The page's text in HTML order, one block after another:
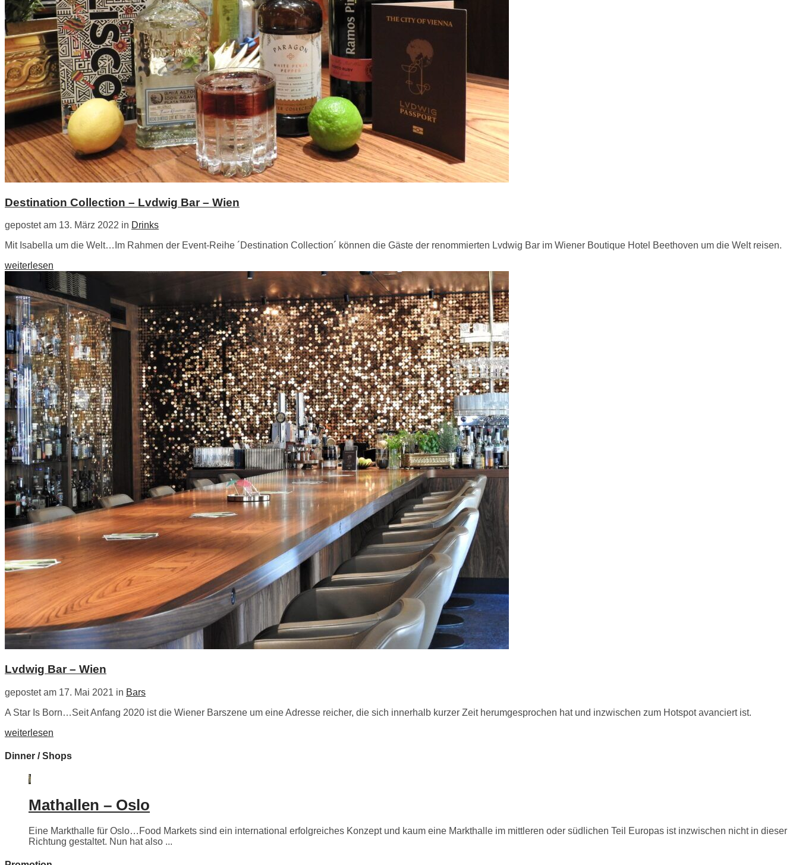
Destination Collection – Lvdwig Bar – Wien
gepostet am 13. März 2022 in Drinks
Mit Isabella um die Welt…Im Rahmen der Event-Reihe ´Destination Collection´ können die Gäste der renommierten Lvdwig Bar im Wiener Boutique Hotel Beethoven um die Welt reisen.
weiterlesen
Lvdwig Bar – Wien
gepostet am 17. Mai 2021 in Bars
A Star Is Born…Seit Anfang 2020 ist die Wiener Barszene um eine Adresse reicher, die sich innerhalb kurzer Zeit herumgesprochen hat und inzwischen zum Hotspot avanciert ist.
weiterlesen
Dinner / Shops
Mathallen – Oslo
Eine Markthalle für Oslo…Food Markets sind ein international erfolgreiches Konzept und kaum eine Markthalle im mittleren oder südlichen Teil Europas ist inzwischen nicht in dieser
Richtung gestaltet. Nun hat also ...